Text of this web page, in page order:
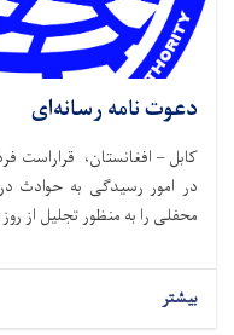
دعوت نامه رسانه‌ای
در امور رسیدگی به حوادث در
محفلی را به منظور تجلیل از
بیشتر